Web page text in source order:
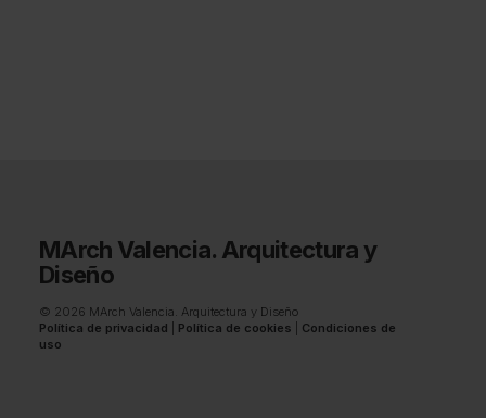
MArch Valencia. Arquitectura y
Diseño
© 2026 MArch Valencia. Arquitectura y Diseño
Política de privacidad
Política de cookies
Condiciones de
uso